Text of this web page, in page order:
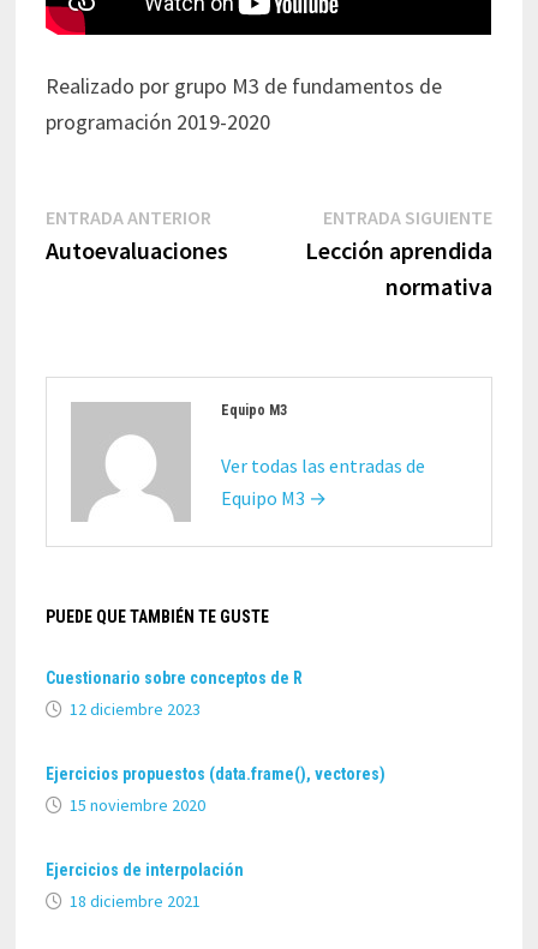
Realizado por grupo M3 de fundamentos de
programación 2019-2020
Navegación
entradas
ENTRADA ANTERIOR
anterior:
Autoevaluaciones
ENTRADA SIGUIENTE
Lección aprendida
normativa
Equipo M3
Ver todas las entradas de
Equipo M3 →
PUEDE QUE TAMBIÉN TE GUSTE
Cuestionario sobre conceptos de R
12 diciembre 2023
Ejercicios propuestos (data.frame(), vectores)
15 noviembre 2020
Ejercicios de interpolación
18 diciembre 2021